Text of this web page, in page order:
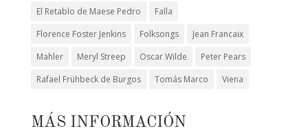
El Retablo de Maese Pedro
Falla
Florence Foster Jenkins
Folksongs
Jean Francaix
Mahler
Meryl Streep Oscar Wilde
Peter Pears
Rafael Frühbeck de Burgos
Tomás Marco Viena
MÁS INFORMACIÓN